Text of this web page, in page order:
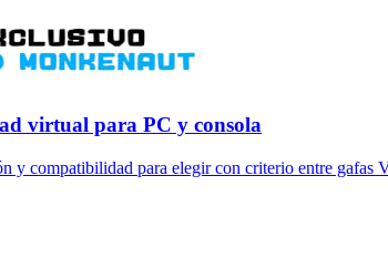
virtual para PC y consola
y compatibilidad para elegir con criterio entre gafas